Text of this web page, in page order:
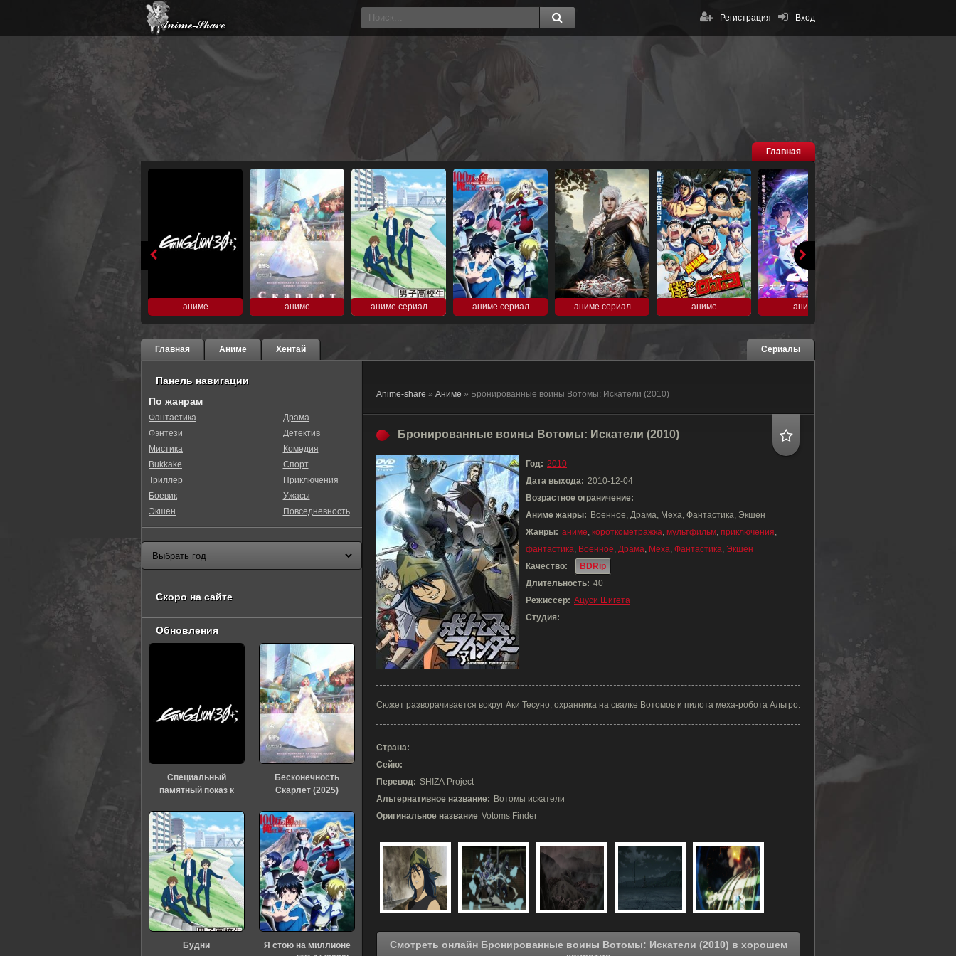
Вход
Регистрация
Главная
аниме аниме аниме сериал аниме сериал аниме сериал аниме аниме
Главная Аниме Хентай Сериалы
Anime-share » Аниме » Бронированные воины Вотомы: Искатели (2010)
Бронированные воины Вотомы: Искатели (2010)
Год: 2010
Дата выхода: 2010-12-04
Возрастное ограничение:
Аниме жанры: Военное, Драма, Меха, Фантастика, Экшен
Жанры: аниме, короткометражка, мультфильм, приключения,
фантастика, Военное, Драма, Меха, Фантастика, Экшен
Качество:
BDRip
Длительность: 40
Режиссёр: Ацуси Шигета
Студия:
Сюжет разворачивается вокруг Аки Тесуно, охранника на свалке Вотомов и пилота меха-робота Альтро.
Страна:
Сейю:
Перевод: SHIZA Project
Альтернативное название: Вотомы искатели
Оригинальное название Votoms Finder
Смотреть онлайн Бронированные воины Вотомы: Искатели (2010) в хорошем
Панель навигации
По жанрам
Фантастика
Фэнтези
Мистика
Bukkake
Триллер
Боевик
Экшен
Драма
Детектив
Комедия
Спорт
Приключения
Ужасы
Повседневность
Скоро на сайте
Обновления
Специальный
памятный показ к
«Евангелиона» (2026)
Бесконечность
Скарлет (2025)
Будни
Я стою на миллионе